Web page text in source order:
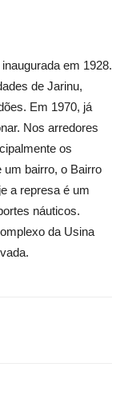
em 1928.
de Jarinu,
Em 1970, já
Nos arredores
os
um bairro, o Bairro
a represa é um
náuticos.
da Usina